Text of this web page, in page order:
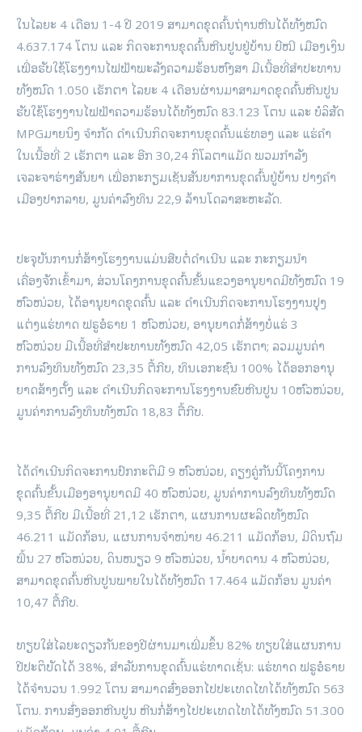
ໃນໄລຍະ 4 ເດືອນ 1-4 ປີ 2019 ສາມາດຂຸດຄົ້ນຖ່ານຫີນໄດ້ທັງໝົດ
4.637.174 ໂຕນ ແລະ ກິດຈະການຂຸດຄົ້ນຫີນປູນຢູ່ບ້ານ ບີໝີ ເມືອງເງິນ
ເພື່ອຮັບໃຊ້ໂຮງງານໄຟຟ້າພະລັງຄວາມຮ້ອນຫົງສາ ມີເນື້ອທີ່ສຳປະທານ
ທັງໝົດ 1.050 ເຮັກຕາ ໄລຍະ 4 ເດືອນຜ່ານມາສາມາດຂຸດຄົ້ນຫີນປູນ
ຮັບໃຊ້ໂຮງງານໄຟຟ້າຄວາມຮ້ອນໄດ້ທັງໝົດ 83.123 ໂຕນ ແລະ ບໍລິສັດ
MPGມາຍນິງ ຈຳກັດ ດໍາເນີນກິດຈະການຂຸດຄົ້ນແຮ່ທອງ ແລະ ແຮ່ຄຳ
ໃນເນື້ອທີ່ 2 ເຮັກຕາ ແລະ ອີກ 30,24 ກິໂລຕາແມັດ ພວມກຳລັງ
ເຈລະຈາຮ່າງສັນຍາ ເພື່ອກະກຽມເຊັນສັນຍາການຂຸດຄົ້ນຢູ່ບ້ານ ປາງຄຳ
ເມືອງປາກລາຍ, ມູນຄ່າລົງທຶນ 22,9 ລ້ານໂດລາສະຫະລັດ.
ປະຈຸບັນການກໍ່ສ້າງໂຮງງານແມ່ນສືບຕໍ່ດໍາເນີນ ແລະ ກະກຽມນໍາ
ເຄື່ອງຈັກເຂົ້າມາ, ສ່ວນໂຄງການຂຸດຄົ້ນຂັ້ນແຂວງອານຸຍາດມີທັງໝົດ 19
ຫົວໜ່ວຍ, ໄດ້ອານຸຍາດຂຸດຄົ້ນ ແລະ ດໍາເນີນກິດຈະການໂຮງງານປຸງ
ແຕ່ງແຮ່ທາດ ຟຣູອໍຣາຍ 1 ຫົວໜ່ວຍ, ອານຸຍາດກໍ່ສ້າງບໍ່ແຮ່ 3
ຫົວໜ່ວຍ ມີເນື້ອທີ່ສຳປະທານທັງໝົດ 42,05 ເຮັກຕາ; ລວມມູນຄ່າ
ການລົງທຶນທັງໝົດ 23,35 ຕື້ກີບ, ທຶນເອກະຊົນ 100% ໄດ້ອອກອານຸ
ຍາດສ້າງຕັ້ງ ແລະ ດໍາເນີນກິດຈະການໂຮງງານຂົບຫີນປູນ 10ຫົວໜ່ວຍ,
ມູນຄ່າການລົງທຶນທັງໝົດ 18,83 ຕື້ກີບ.
ໄດ້ດຳເນີນກິດຈະການປົກກະຕິມີ 9 ຫົວໜ່ວຍ, ຄຽງຄູ່ກັນນີ້ໂຄງການ
ຂຸດຄົ້ນຂັ້ນເມືອງອານຸຍາດມີ 40 ຫົວໜ່ວຍ, ມູນຄ່າການລົງທຶນທັງໝົດ
9,35 ຕື້ກີບ ມີເນື້ອທີ່ 21,12 ເຮັກຕາ, ແຜນການຜະລິດທັງໝົດ
46.211 ແມັດກ້ອນ, ແຜນການຈຳໜ່າຍ 46.211 ແມັດກ້ອນ, ມີດິນຖົມ
ພື້ນ 27 ຫົວໜ່ວຍ, ດິນໜຽວ 9 ຫົວໜ່ວຍ, ນໍ້າບາດານ 4 ຫົວໜ່ວຍ,
ສາມາດຂຸດຄົ້ນຫີນປູນພາຍໃນໄດ້ທັງໝົດ 17.464 ແມັດກ້ອນ ມູນຄ່າ
10,47 ຕື້ກີບ.
ທຽບໃສ່ໄລຍະດຽວກັນຂອງປີຜ່ານມາເພີ່ມຂຶ້ນ 82% ທຽບໃສ່ແຜນການ
ປີປະຕິບັດໄດ້ 38%, ສໍາລັບການຂຸດຄົ້ນແຮ່ທາດເຊັ່ນ: ແຮ່ທາດ ຟຣູອໍຣາຍ
ໄດ້ຈຳນວນ 1.992 ໂຕນ ສາມາດສົ່ງອອກໄປປະເທດໄທໄດ້ທັງໝົດ 563
ໂຕນ. ການສົ່ງອອກຫີນປູນ ຫີນກໍ່ສ້າງໄປປະເທດໄທໄດ້ທັງໝົດ 51.300